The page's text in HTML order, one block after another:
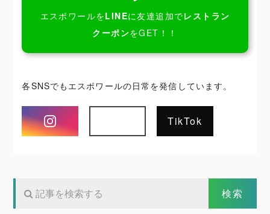
エスポワールをLINEに友達追加でレストラン
クーポンをGET！！
各SNSでもエスポワールの日常を発信しています。
Instagram
TikTok